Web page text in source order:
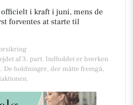
i kraft i juni, mens de
forventes at starte til
af 3. part. Indholdet er hverken
De holdninger, der måtte fremgå,